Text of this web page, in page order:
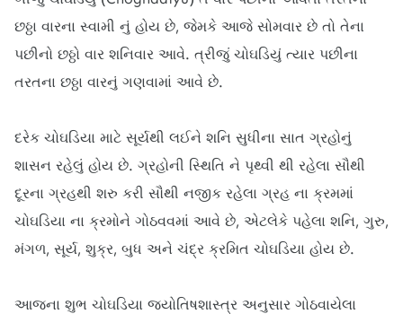
છઠ્ઠા વારના સ્વામી નું હોય છે, જેમકે આજે સોમવાર છે તો તેના
પછીનો છઠ્ઠો વાર શનિવાર આવે. ત્રીજું ચોઘડિયું ત્યાર પછીના
તરતના છઠ્ઠા વારનું ગણવામાં આવે છે.
દરેક ચોઘડિયા માટે સૂર્યથી લઈને શનિ સુધીના સાત ગ્રહોનું
શાસન રહેલું હોય છે. ગ્રહોની સ્થિતિ ને પૃથ્વી થી રહેલા સૌથી
દૂરના ગ્રહથી શરુ કરી સૌથી નજીક રહેલા ગ્રહ ના ક્રમમાં
ચોઘડિયા ના ક્રમોને ગોઠવવમાં આવે છે, એટલેકે પહેલા શનિ, ગુરુ,
મંગળ, સૂર્ય, શુક્ર, બુધ અને ચંદ્ર ક્રમિત ચોઘડિયા હોય છે.
આજના શુભ ચોઘડિયા જ્યોતિષશાસ્ત્ર અનુસાર ગોઠવાયેલા